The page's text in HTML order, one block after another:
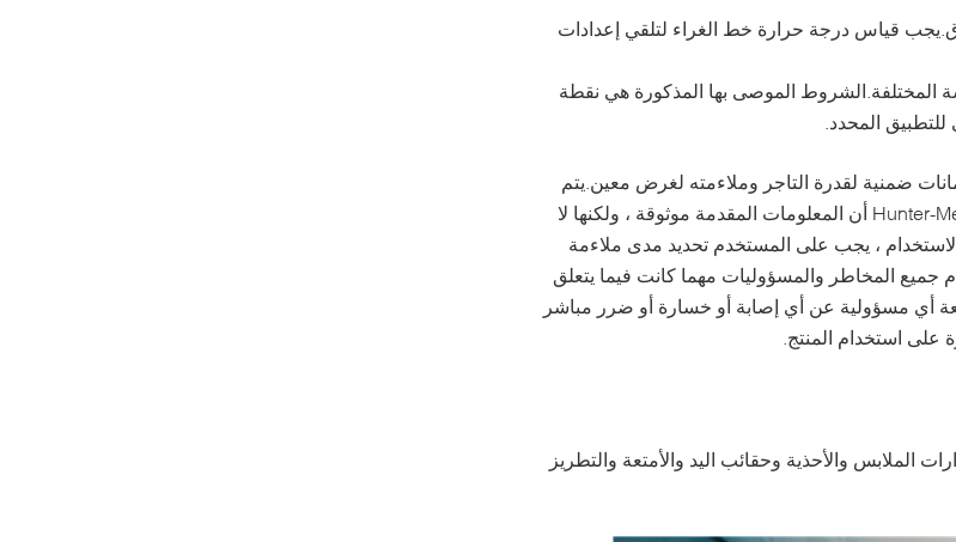
إرسال
قياس درجة حرارة خط الغراء لتلقي إعدادات
المختلفة.الشروط الموصى بها المذكورة هي نقطة
المحدد.
ضمنية لقدرة التاجر وملاءمته لغرض معين.يتم
تقديم ما يلي بدلاً من أي ضمانات من هذا القبيل.تعتقد Hunter-Men أن المعلومات المقدمة موثوقة ، ولكنها لا
، يجب على المستخدم تحديد مدى ملاءمة
جميع المخاطر والمسؤوليات مهما كانت فيما يتعلق
أي مسؤولية عن أي إصابة أو خسارة أو ضرر مباشر
على استخدام المنتج.
الملابس والأحذية وحقائب اليد والأمتعة والتطريز